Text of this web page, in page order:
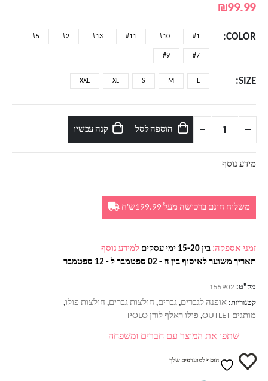
₪99.99
COLOR
#1
#10
#11
#13
#2
#5
#7
#9
SIZE
L
M
S
XL
XXL
הוספה לסל קנה עכשיו
מידע נוסף
משלוח חינם ברכישה מעל 199.99ש'ח
זמני אספקה: בין 15-20 ימי עסקים
למידע נוסף
תאריך משוער לאיסוף בין ה - 02 ספטמבר ל - 12 ספטמבר
מק"ט: 155902
קטגוריות: אופנה לגברים, גברים, חולצות גברים, חולצות פולו,
מותגים OUTLET , פולו ראלף לורן POLO
שתפו את המוצר עם חברים ומשפחה
הוסף למועדפים שלך